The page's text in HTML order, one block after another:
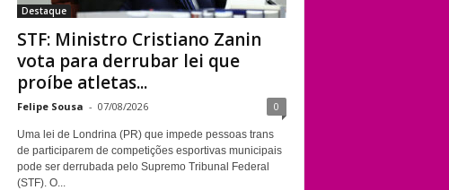
Destaque
STF: Ministro Cristiano Zanin
vota para derrubar lei que
proíbe atletas...
Felipe Sousa - 07/08/2026 0
Uma lei de Londrina (PR) que impede pessoas trans
de participarem de competições esportivas municipais
pode ser derrubada pelo Supremo Tribunal Federal
(STF). O...